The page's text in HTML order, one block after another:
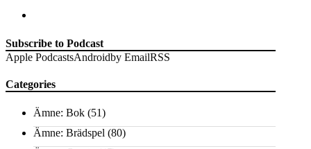
Subscribe to Podcast
Apple PodcastsAndroidby EmailRSS
Categories
Ämne: Bok (51)
Ämne: Brädspel (80)